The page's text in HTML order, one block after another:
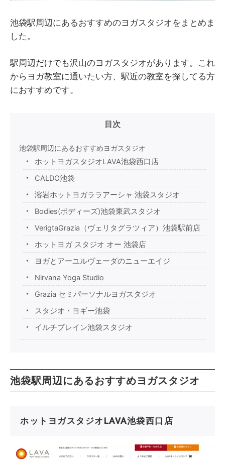
池袋駅周辺にあるおすすめのヨガスタジオをまとめま
した。
駅周辺だけでも沢山のヨガスタジオがあります。これ
からヨガ教室に通いたい方、駅近の教室を探してる方
におすすめです。
目次
池袋駅周辺にあるおすすめヨガスタジオ
ホットヨガスタジオLAVA池袋西口店
CALDO池袋
溶岩ホットヨガララアーシャ 池袋スタジオ
Bodies(ボディーズ)池袋東武スタジオ
VerigtaGrazia（ヴェリタグラツィア）池袋駅前店
ホットヨガ スタジオ オー 池袋店
ヨガとアーユルヴェーダのニューエイジ
Nirvana Yoga Studio
Grazia セミパーソナルヨガスタジオ
スタジオ・ヨギー池袋
イルチブレイン池袋スタジオ
池袋駅周辺にあるおすすめヨガスタジオ
ホットヨガスタジオLAVA池袋西口店